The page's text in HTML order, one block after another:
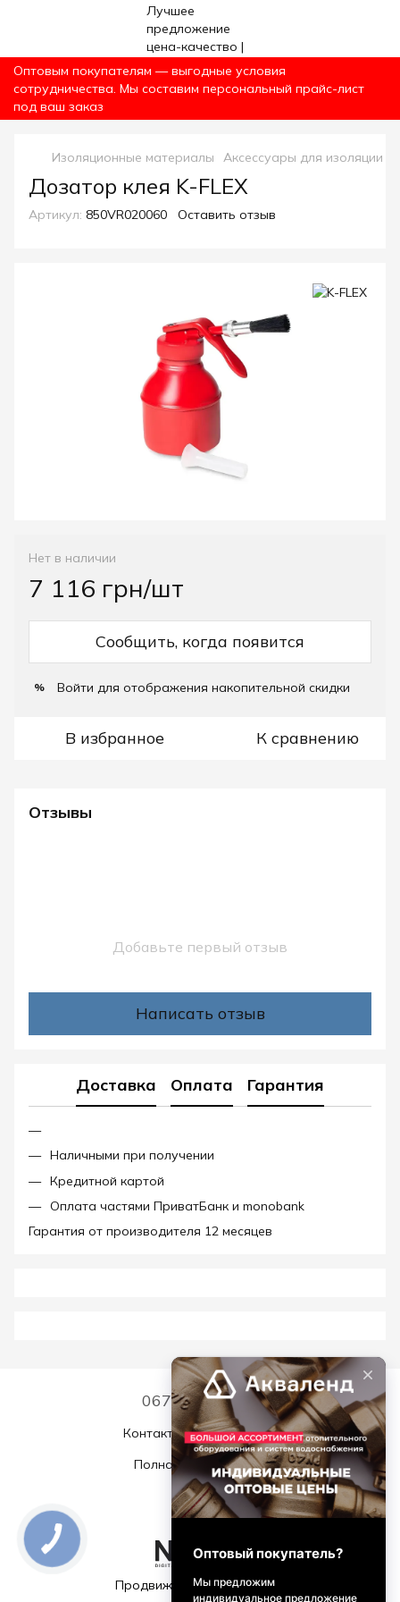
Оптовым покупателям — выгодные условия
сотрудничества. Мы составим персональный прайс-лист
под ваш заказ
Изоляционные материалы Аксессуары для изоляции
Дозатор клея K-FLEX
Артикул: 850VR020060 Оставить отзыв
Нет в наличии
7 116 грн/шт
Сообщить, когда появится
% Войти для отображения накопительной скидки
В избранное К сравнению
Отзывы
Добавьте первый отзыв
Написать отзыв
Доставка Оплата Гарантия
Наличными при получении
Кредитной картой
Оплата частями ПриватБанк и monobank
Гарантия от производителя 12 месяцев
067 339 7768
Контактная информация
Полная версия сайта
© 2026
Продвижение и поддержка